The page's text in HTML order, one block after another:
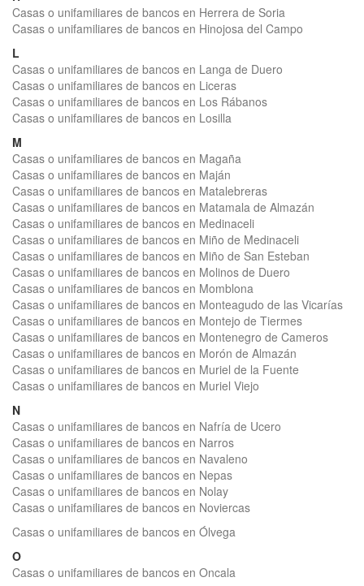
Casas o unifamiliares de bancos en Herrera de Soria
Casas o unifamiliares de bancos en Hinojosa del Campo
L
Casas o unifamiliares de bancos en Langa de Duero
Casas o unifamiliares de bancos en Liceras
Casas o unifamiliares de bancos en Los Rábanos
Casas o unifamiliares de bancos en Losilla
M
Casas o unifamiliares de bancos en Magaña
Casas o unifamiliares de bancos en Maján
Casas o unifamiliares de bancos en Matalebreras
Casas o unifamiliares de bancos en Matamala de Almazán
Casas o unifamiliares de bancos en Medinaceli
Casas o unifamiliares de bancos en Miño de Medinaceli
Casas o unifamiliares de bancos en Miño de San Esteban
Casas o unifamiliares de bancos en Molinos de Duero
Casas o unifamiliares de bancos en Momblona
Casas o unifamiliares de bancos en Monteagudo de las Vicarías
Casas o unifamiliares de bancos en Montejo de Tiermes
Casas o unifamiliares de bancos en Montenegro de Cameros
Casas o unifamiliares de bancos en Morón de Almazán
Casas o unifamiliares de bancos en Muriel de la Fuente
Casas o unifamiliares de bancos en Muriel Viejo
N
Casas o unifamiliares de bancos en Nafría de Ucero
Casas o unifamiliares de bancos en Narros
Casas o unifamiliares de bancos en Navaleno
Casas o unifamiliares de bancos en Nepas
Casas o unifamiliares de bancos en Nolay
Casas o unifamiliares de bancos en Noviercas
Casas o unifamiliares de bancos en Ólvega
O
Casas o unifamiliares de bancos en Oncala